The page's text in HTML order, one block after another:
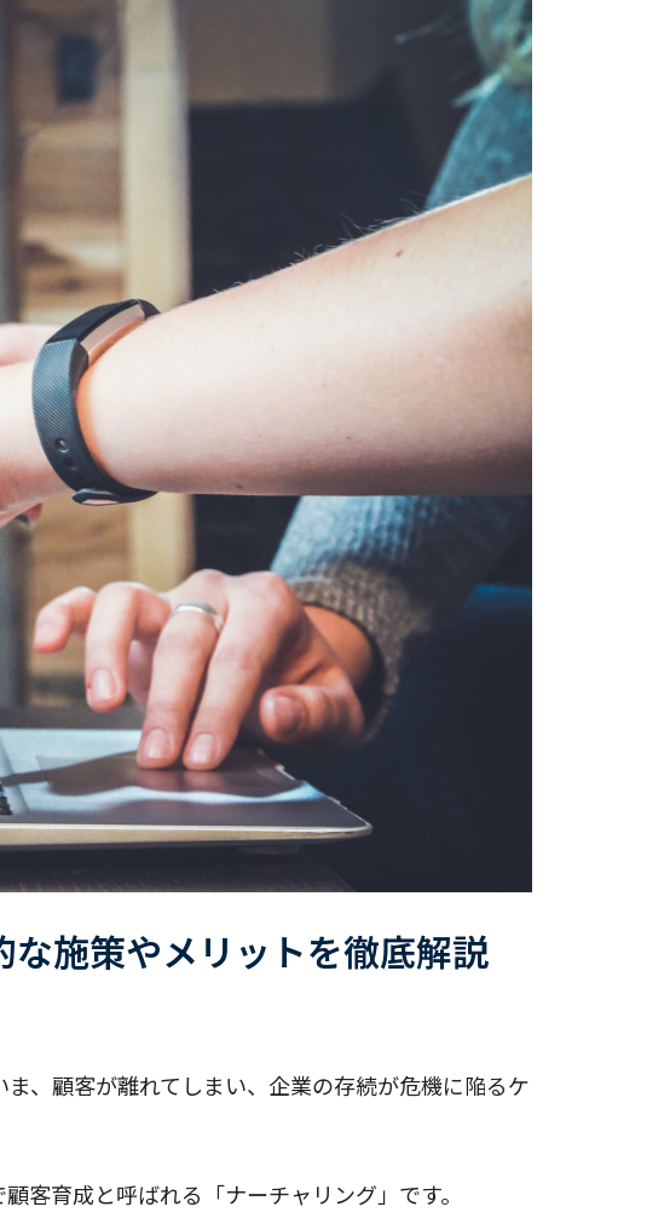
施策やメリットを徹底解説
、顧客が離れてしまい、企業の存続が危機に陥るケ
客育成と呼ばれる「ナーチャリング」です。